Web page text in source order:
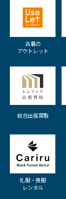
古着の
アウトレット
総合出張買取
礼服・喪服
レンタル